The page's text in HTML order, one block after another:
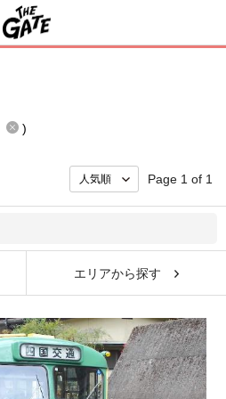
)
Page 1 of 1
エリアから探す